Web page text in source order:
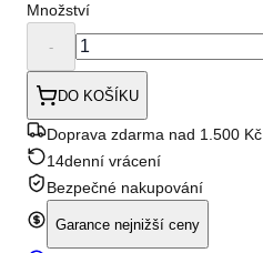
Množství
-
DO KOŠÍKU
Doprava zdarma nad 1.500 Kč
14denní vrácení
Bezpečné nakupování
Garance nejnižší ceny